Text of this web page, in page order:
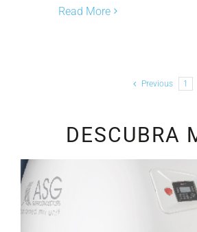
Read More
Previous 1
DESCUBRA